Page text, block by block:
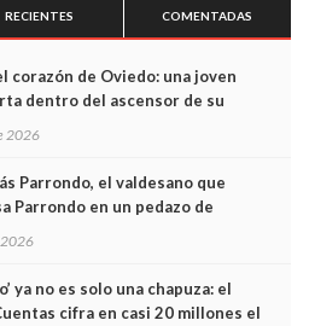
RECIENTES COMENTADAS
corazón de Oviedo: una joven
dentro del ascensor de su
captan sus últimos minutos
2026
Parrondo, el valdesano que
Parrondo en un pedazo de
2026
ya no es solo una chapuza: el
cifra en casi 20 millones el